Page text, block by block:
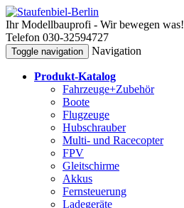
Ihr Modellbauprofi - Wir bewegen was!
Telefon 030-32594727
Toggle navigation Navigation
Produkt-Katalog
Fahrzeuge+Zubehör
Boote
Flugzeuge
Hubschrauber
Multi- und Racecopter
FPV
Gleitschirme
Akkus
Fernsteuerung
Ladegeräte